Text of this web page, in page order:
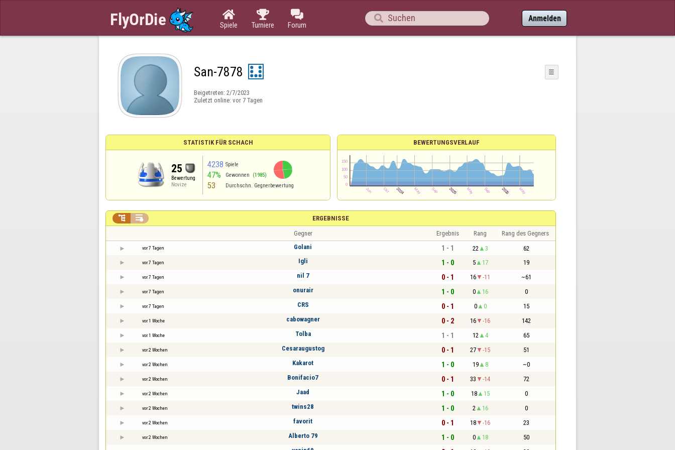

Spiele

Turniere

Forum
 Anmelden
San-7878 ☰
Beigetreten: 2/7/2023
Zuletzt online: vor 7 Tagen
STATISTIK FÜR SCHACH
25
Bewertung
Novize
4238 Spiele
47% Gewonnen (1985)
53 Durchschn. Gegnerbewertung
BEWERTUNGSVERLAUF
ERGEBNISSE
 
Gegner Ergebnis Rang Rang des Gegners
vor 7 Tagen Golani 1 - 1 22 3 62
vor 7 Tagen Igli 1 - 0 5 17 19
vor 7 Tagen nil 7 0 - 1 16 -11 ~61
vor 7 Tagen onurair 1 - 0 0 16 0
vor 7 Tagen CRS 0 - 1 0 0 15
vor 1 Woche cabowagner 0 - 2 16 -16 142
vor 1 Woche Tolba 1 - 1 12 4 65
vor 2 Wochen Cesaraugustog 0 - 1 27 -15 51
vor 2 Wochen Kakarot 1 - 0 19 8 ~0
vor 2 Wochen Bonifacio7 0 - 1 33 -14 72
vor 2 Wochen Jaad 1 - 0 18 15 0
vor 2 Wochen twins28 1 - 0 2 16 0
vor 2 Wochen favorit 0 - 1 18 -16 23
vor 2 Wochen Alberto 79 1 - 0 0 18 50